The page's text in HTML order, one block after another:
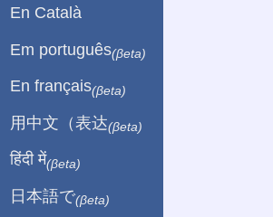
En Català
Em português(βeta)
En français(βeta)
用中文（表达(βeta)
हिंदी में(βeta)
日本語で(βeta)